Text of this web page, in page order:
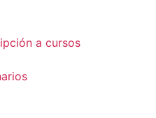
a cursos